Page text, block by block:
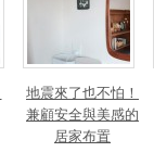
地震來了也不怕！
兼顧安全與美感的
居家布置